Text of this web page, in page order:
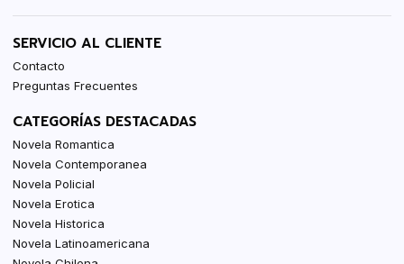
SERVICIO AL CLIENTE
Contacto
Preguntas Frecuentes
CATEGORÍAS DESTACADAS
Novela Romantica
Novela Contemporanea
Novela Policial
Novela Erotica
Novela Historica
Novela Latinoamericana